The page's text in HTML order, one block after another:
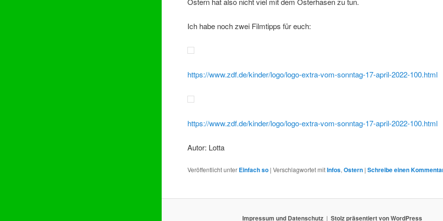
Ich habe noch zwei Filmtipps für euch:
https://www.zdf.de/kinder/logo/logo-extra-vom-sonntag-17-april-2022-100.html
https://www.zdf.de/kinder/logo/logo-extra-vom-sonntag-17-april-2022-100.html
Autor: Lotta
Veröffentlicht unter Einfach so |Verschlagwortet mit Infos,Ostern |Schreibe einen
Impressum und Datenschutz Stolz präsentiert von WordPress